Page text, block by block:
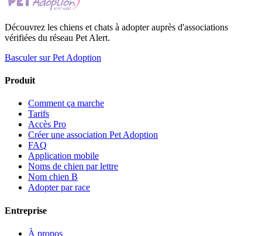
Découvrez les chiens et chats à adopter auprès d'associations
vérifiées du réseau Pet Alert.
Basculer sur Pet Adoption
Produit
Comment ça marche
Tarifs
Accès Pro
Créer une association Pet Adoption
FAQ
Application mobile
Noms de chien par lettre
Nom chien B
Adopter par race
Entreprise
À propos